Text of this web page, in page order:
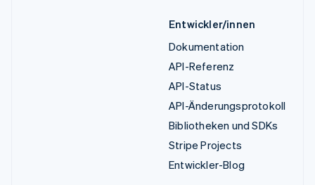
Entwickler/innen
Dokumentation
API-Referenz
API-Status
API-Änderungsprotokoll
Bibliotheken und SDKs
Stripe Projects
Entwickler-Blog